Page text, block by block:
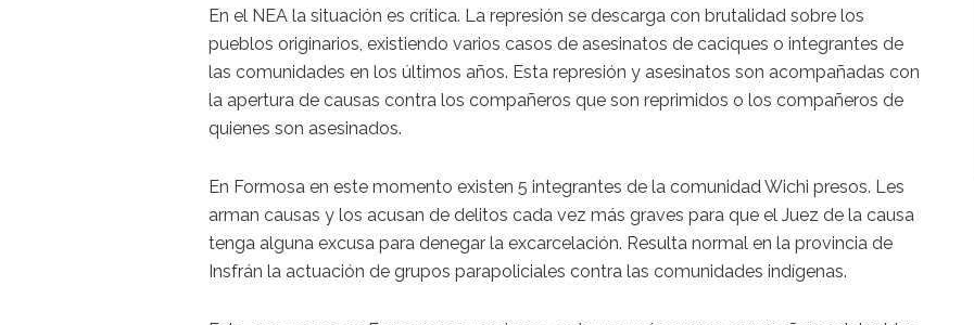
En el NEA la situación es crítica. La represión se descarga con brutalidad sobre los
pueblos originarios, existiendo varios casos de asesinatos de caciques o integrantes de
las comunidades en los últimos años. Esta represión y asesinatos son acompañadas con
la apertura de causas contra los compañeros que son reprimidos o los compañeros de
quienes son asesinados.
En Formosa en este momento existen 5 integrantes de la comunidad Wichi presos. Les
arman causas y los acusan de delitos cada vez más graves para que el Juez de la causa
tenga alguna excusa para denegar la excarcelación. Resulta normal en la provincia de
Insfrán la actuación de grupos parapoliciales contra las comunidades indígenas.